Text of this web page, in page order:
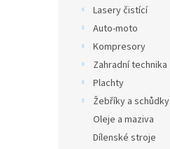
Lasery čistící
Auto-moto
Kompresory
Zahradní technika
Plachty
Žebříky a schůdky
Oleje a maziva
Dílenské stroje